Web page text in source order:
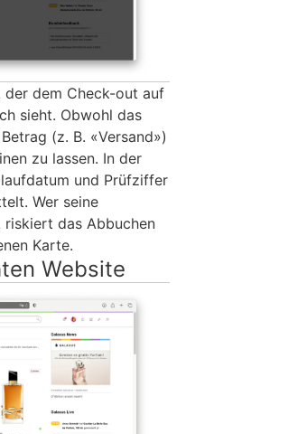
der dem Check-out auf
sieht. Obwohl das
(z. B. «Versand»)
zu lassen. In der
und Prüfziffer
Wer seine
das Abbuchen
Karte.
Website